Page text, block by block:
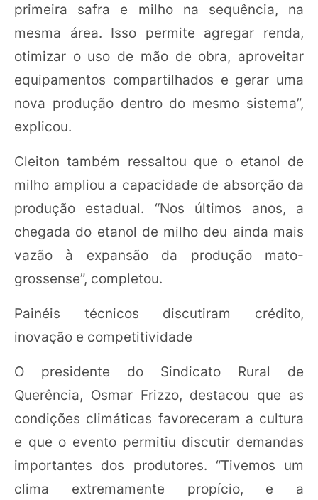
primeira safra e milho na sequência, na
mesma área. Isso permite agregar renda,
otimizar o uso de mão de obra, aproveitar
equipamentos compartilhados e gerar uma
nova produção dentro do mesmo sistema”,
explicou.
Cleiton também ressaltou que o etanol de
milho ampliou a capacidade de absorção da
produção estadual. “Nos últimos anos, a
chegada do etanol de milho deu ainda mais
vazão à expansão da produção mato-
grossense”, completou.
Painéis técnicos discutiram crédito,
inovação e competitividade
O presidente do Sindicato Rural de
Querência, Osmar Frizzo, destacou que as
condições climáticas favoreceram a cultura
e que o evento permitiu discutir demandas
importantes dos produtores. “Tivemos um
clima extremamente propício, e a